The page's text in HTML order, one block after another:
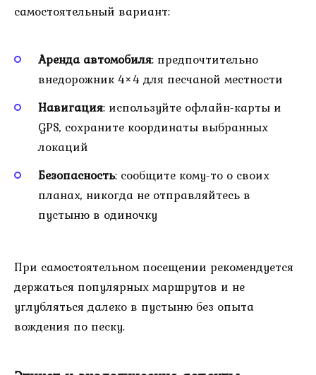
самостоятельный вариант:
Аренда автомобиля: предпочтительно
внедорожник 4×4 для песчаной местности
Навигация: используйте офлайн-карты и
GPS, сохраните координаты выбранных
локаций
Безопасность: сообщите кому-то о своих
планах, никогда не отправляйтесь в
пустыню в одиночку
При самостоятельном посещении рекомендуется
держаться популярных маршрутов и не
углубляться далеко в пустыню без опыта
вождения по песку.